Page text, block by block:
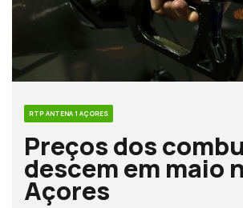
RTP ANTENA 1 AÇORES
Preços dos
descem em maio
Açores